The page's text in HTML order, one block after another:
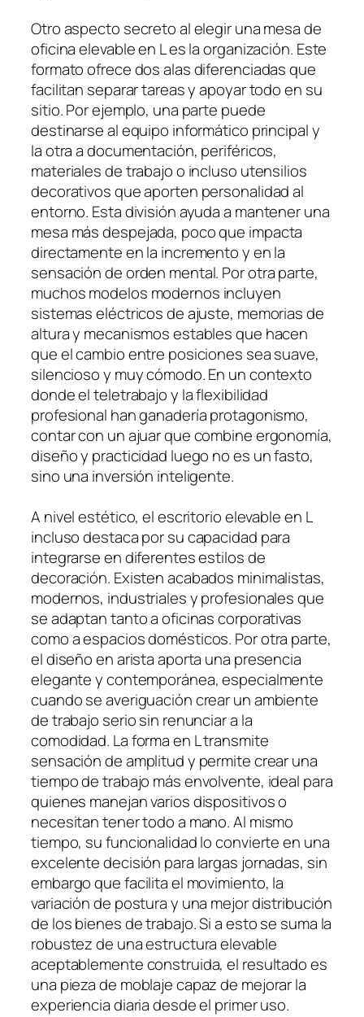
Otro aspecto secreto al elegir una mesa de
oficina elevable en L es la organización. Este
formato ofrece dos alas diferenciadas que
facilitan separar tareas y apoyar todo en su
sitio. Por ejemplo, una parte puede
destinarse al equipo informático principal y
la otra a documentación, periféricos,
materiales de trabajo o incluso utensilios
decorativos que aporten personalidad al
entorno. Esta división ayuda a mantener una
mesa más despejada, poco que impacta
directamente en la incremento y en la
sensación de orden mental. Por otra parte,
muchos modelos modernos incluyen
sistemas eléctricos de ajuste, memorias de
altura y mecanismos estables que hacen
que el cambio entre posiciones sea suave,
silencioso y muy cómodo. En un contexto
donde el teletrabajo y la flexibilidad
profesional han ganadería protagonismo,
contar con un ajuar que combine ergonomía,
diseño y practicidad luego no es un fasto,
sino una inversión inteligente.
A nivel estético, el escritorio elevable en L
incluso destaca por su capacidad para
integrarse en diferentes estilos de
decoración. Existen acabados minimalistas,
modernos, industriales y profesionales que
se adaptan tanto a oficinas corporativas
como a espacios domésticos. Por otra parte,
el diseño en arista aporta una presencia
elegante y contemporánea, especialmente
cuando se averiguación crear un ambiente
de trabajo serio sin renunciar a la
comodidad. La forma en L transmite
sensación de amplitud y permite crear una
tiempo de trabajo más envolvente, ideal para
quienes manejan varios dispositivos o
necesitan tener todo a mano. Al mismo
tiempo, su funcionalidad lo convierte en una
excelente decisión para largas jornadas, sin
embargo que facilita el movimiento, la
variación de postura y una mejor distribución
de los bienes de trabajo. Si a esto se suma la
robustez de una estructura elevable
aceptablemente construida, el resultado es
una pieza de moblaje capaz de mejorar la
experiencia diaria desde el primer uso.